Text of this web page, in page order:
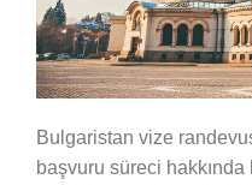
Bulgaristan vize
başvuru süreci hakkında